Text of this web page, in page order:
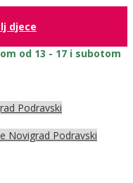
djece
od 13 - 17 i subotom
Podravski
Novigrad Podravski